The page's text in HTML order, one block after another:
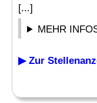
[...]
MEHR
▶ Zur